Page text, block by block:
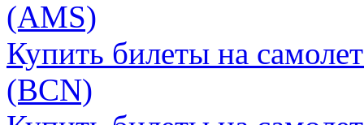
(AMS)
Купить билеты на
(BCN)